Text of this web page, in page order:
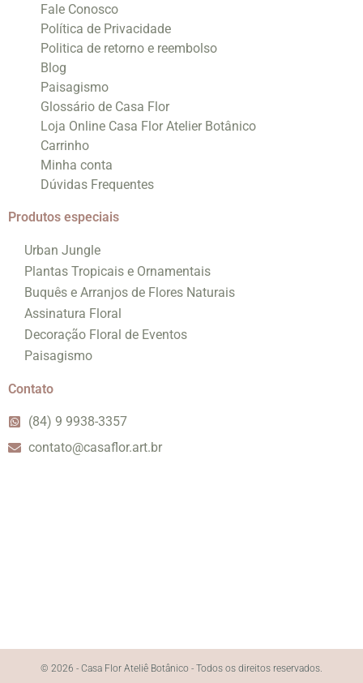
Fale Conosco
Política de Privacidade
Politica de retorno e reembolso
Blog
Paisagismo
Glossário de Casa Flor
Loja Online Casa Flor Atelier Botânico
Carrinho
Minha conta
Dúvidas Frequentes
Produtos especiais
Urban Jungle
Plantas Tropicais e Ornamentais
Buquês e Arranjos de Flores Naturais
Assinatura Floral
Decoração Floral de Eventos
Paisagismo
Contato
(84) 9 9938-3357
contato@casaflor.art.br
© 2026 - Casa Flor Ateliê Botânico - Todos os direitos reservados.